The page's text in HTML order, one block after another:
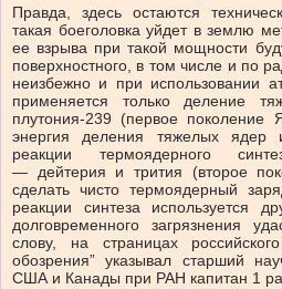
Правда, здесь остаются
такая боеголовка уйдет в землю
ее взрыва при такой мощности
поверхностного, в том числе и по
неизбежно и при использовании
применяется только деление
плутония-239 (первое поколение
энергия деления тяжелых ядер
реакции термоядерного
— дейтерия и трития (второе
сделать чисто термоядерный
реакции синтеза используется
долговременного загрязнения
слову, на страницах
обозрения” указывал старший
США и Канады при РАН капитан 1